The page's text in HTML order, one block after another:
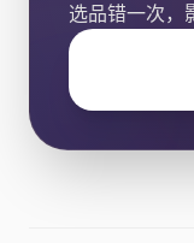
选品错一次，